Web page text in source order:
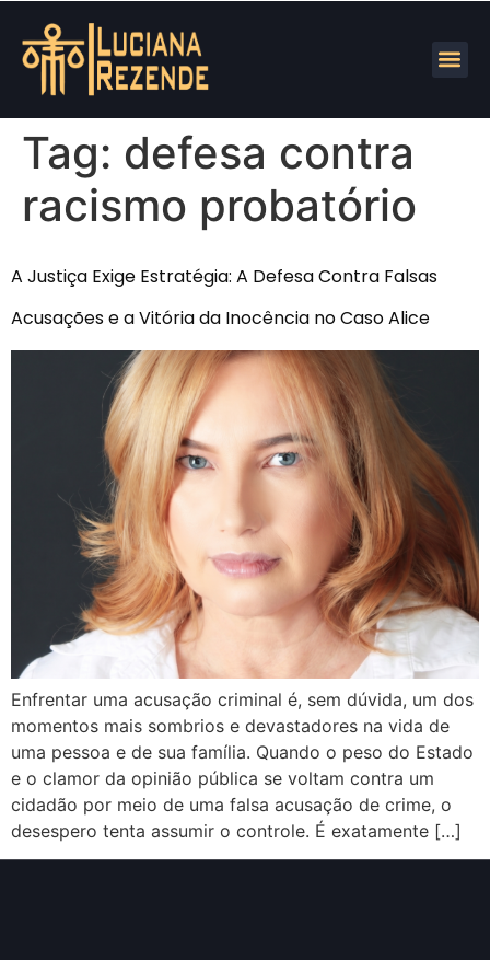
Tag: defesa contra
racismo probatório
A Justiça Exige Estratégia: A Defesa Contra Falsas
Acusações e a Vitória da Inocência no Caso Alice
Enfrentar uma acusação criminal é, sem dúvida, um dos
momentos mais sombrios e devastadores na vida de
uma pessoa e de sua família. Quando o peso do Estado
e o clamor da opinião pública se voltam contra um
cidadão por meio de uma falsa acusação de crime, o
desespero tenta assumir o controle. É exatamente […]